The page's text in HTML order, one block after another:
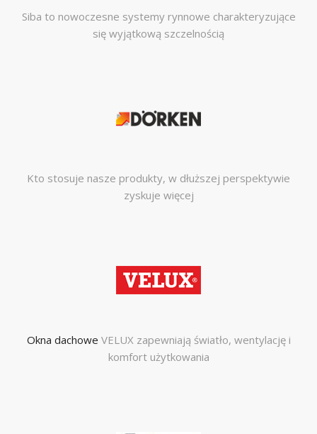
Siba to nowoczesne systemy rynnowe charakteryzujące
się wyjątkową szczelnością
Kto stosuje nasze produkty, w dłuższej perspektywie
zyskuje więcej
Okna dachowe VELUX zapewniają światło, wentylację i
komfort użytkowania